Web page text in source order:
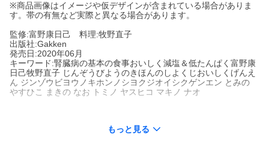
※商品画像はイメージや仮デザインが含まれている場合がありま
す。帯の有無など実際と異なる場合があります。
監修:富野康日己 料理:牧野直子
出版社:Gakken
発売日:2020年06月
キーワード:腎臓病の基本の食事おいしく減塩＆低たんぱく富野康
日己牧野直子 じんぞうびようのきほんのしよくじおいしくげんえ
ん ジンゾウビヨウノキホンノシヨクジオイシクゲンエン とみの
やすひこ まきの なお トミノ ヤスヒコ マキノ ナオ
牧野直子もっと見る